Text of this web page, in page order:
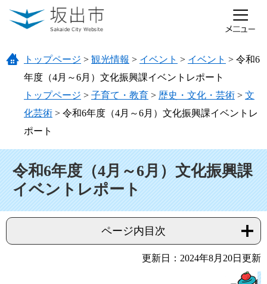
ページの先頭です。
メニューを飛ばして本文へ
トップページ > 観光情報 > イベント > イベント > 令和6
年度（4月～6月）文化振興課イベントレポート
トップページ > 子育て・教育 > 歴史・文化・芸術 > 文
化芸術 > 令和6年度（4月～6月）文化振興課イベントレ
ポート
令和6年度（4月～6月）文化振興課
イベントレポート
ページ内目次
更新日：2024年8月20日更新